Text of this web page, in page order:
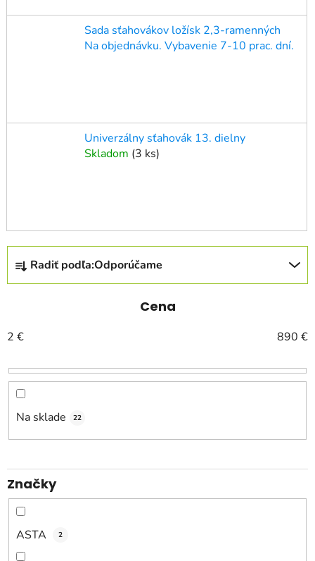
Sada sťahovákov ložísk 2,3-ramenných
Na objednávku. Vybavenie 7-10 prac. dní.
Univerzálny sťahovák 13. dielny
Skladom (3 ks)
R
a
d
n
i
e
p
o
d
k
t
o
Radiť podľa:Odporúčame
Cena
2 € 890 €
Na sklade 22
Značky
ASTA 2